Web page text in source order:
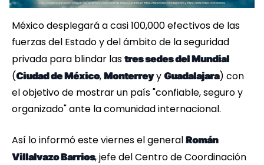
México desplegará a casi 100,000 efectivos de las
fuerzas del Estado y del ámbito de la seguridad
privada para blindar las tres sedes del Mundial
(Ciudad de México, Monterreyy Guadalajara) con
el objetivo de mostrar un país "confiable, seguro y
organizado" ante la comunidad internacional.
Así lo informó este viernes el general Román
Villalvazo Barrios, jefe del Centro de Coordinación